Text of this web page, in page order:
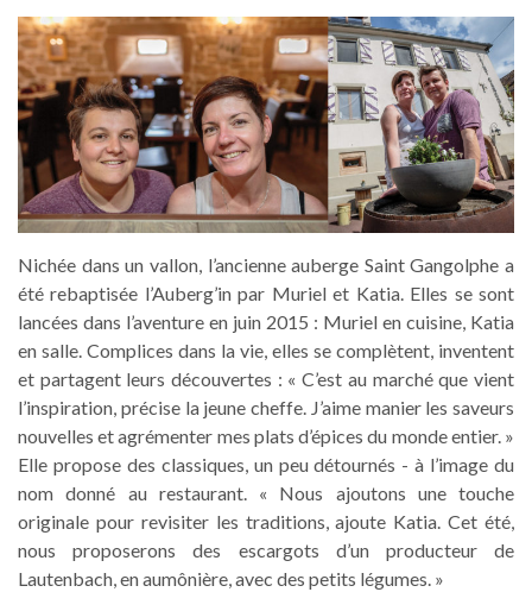
Nichée dans un vallon, l’ancienne auberge Saint Gangolphe a
été rebaptisée l’Auberg’in par Muriel et Katia. Elles se sont
lancées dans l’aventure en juin 2015 : Muriel en cuisine, Katia
en salle. Complices dans la vie, elles se complètent, inventent
et partagent leurs découvertes : « C’est au marché que vient
l’inspiration, précise la jeune cheffe. J’aime manier les saveurs
nouvelles et agrémenter mes plats d’épices du monde entier. »
Elle propose des classiques, un peu détournés - à l’image du
nom donné au restaurant. « Nous ajoutons une touche
originale pour revisiter les traditions, ajoute Katia. Cet été,
nous proposerons des escargots d’un producteur de
Lautenbach, en aumônière, avec des petits légumes. »